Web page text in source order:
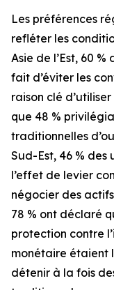
Les préférences
refléter les
Asie de l’Est, 60
fait d’éviter les
raison clé
que 48 %
traditionnelles
Sud-Est, 46 % des
l’effet de levier
négocier des
78 % ont déclaré
protection contre
monétaire étaient
détenir à la fois